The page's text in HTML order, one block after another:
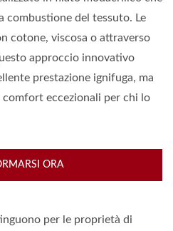
combustione del tessuto. Le
cotone, viscosa o attraverso
approccio innovativo
prestazione ignifuga, ma
comfort eccezionali per chi lo
ORA
per le proprietà di